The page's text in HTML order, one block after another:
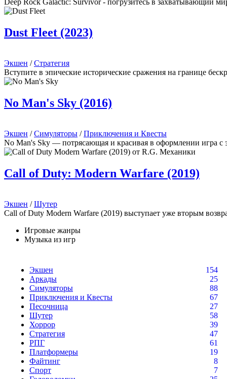
Deep Rock Galactic: Survivor - погрузитесь в захватывающий
Dust Fleet (2023)
Экшен /Стратегия
Вступите в эпические исторические сражения на границе
No Man's Sky (2016)
Экшен /Симуляторы /Приключения и Квесты
No Man's Sky — потрясающая и красивая в оформлении игра с
Call of Duty: Modern Warfare (2019)
Экшен /Шутер
Call of Duty Modern Warfare (2019) выступает уже вторым
Игровые жанры
Музыка из игр
Экшен
154
Аркады
25
Симуляторы
88
Приключения и Квесты
67
Песочница
27
Шутер
58
Хоррор
39
Стратегия
47
РПГ
61
Платформеры
19
Файтинг
8
Спорт
7